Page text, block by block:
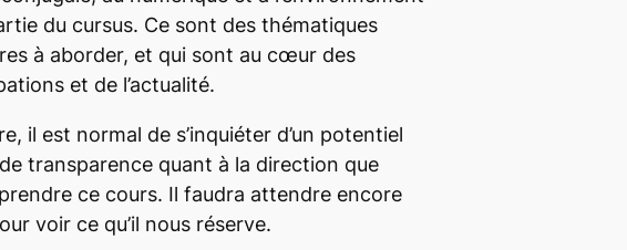
du cursus. Ce sont des thématiques
à aborder, et qui sont au cœur des
et de l’actualité.
il est normal de s’inquiéter d’un potentiel
transparence quant à la direction que
ce cours. Il faudra attendre encore
voir ce qu’il nous réserve.